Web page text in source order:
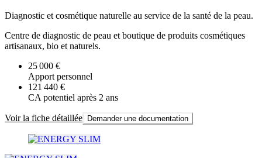
Diagnostic et cosmétique naturelle au service de la santé de la peau.
Centre de diagnostic de peau et boutique de produits cosmétiques
artisanaux, bio et naturels.
25 000 €
Apport personnel
121 440 €
CA potentiel après 2 ans
Voir la fiche détaillée Demander une documentation